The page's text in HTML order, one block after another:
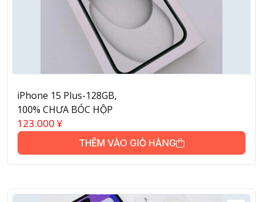
iPhone 15 Plus-128GB,
100% CHƯA BÓC HỘP
123.000 ¥
THÊM VÀO GIỎ HÀNG